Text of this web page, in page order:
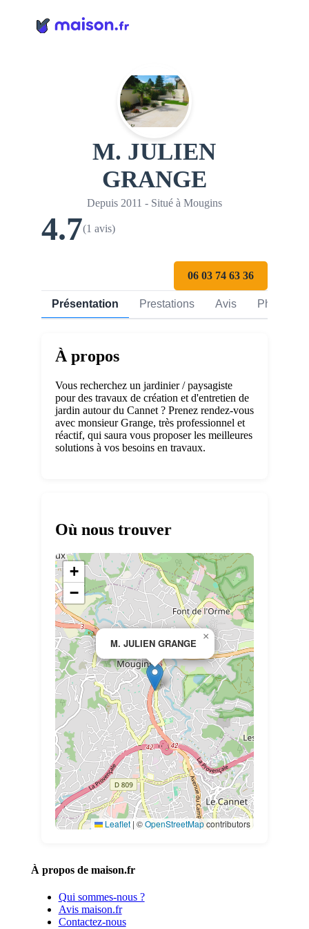
M. JULIEN
GRANGE
Depuis 2011 - Situé à Mougins
4.7(1 avis)
06 03 74 63 36
Présentation Prestations Avis Photos
À propos
Vous recherchez un jardinier / paysagiste
pour des travaux de création et d'entretien de
jardin autour du Cannet ? Prenez rendez-vous
avec monsieur Grange, très professionnel et
réactif, qui saura vous proposer les meilleures
solutions à vos besoins en travaux.
Où nous trouver
M. JULIEN GRANGE
×
+
−
Leaflet | ©OpenStreetMapcontributors
À propos de maison.fr
Qui sommes-nous ?
Avis maison.fr
Contactez-nous